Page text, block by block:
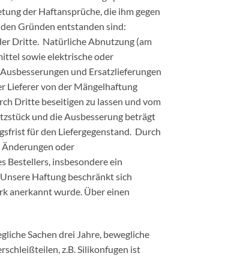
der Haftansprüche, die ihm gegen
Gründen entstanden sind:
Dritte. Natürliche Abnutzung (am
sowie elektrische oder
und Ersatzlieferungen
Lieferer von der Mängelhaftung
Dritte beseitigen zu lassen und vom
und die Ausbesserung beträgt
für den Liefergegenstand. Durch
oder
Bestellers, insbesondere ein
Haftung beschränkt sich
anerkannt wurde. Über einen
Sachen drei Jahre, bewegliche
z.B. Silikonfugen ist